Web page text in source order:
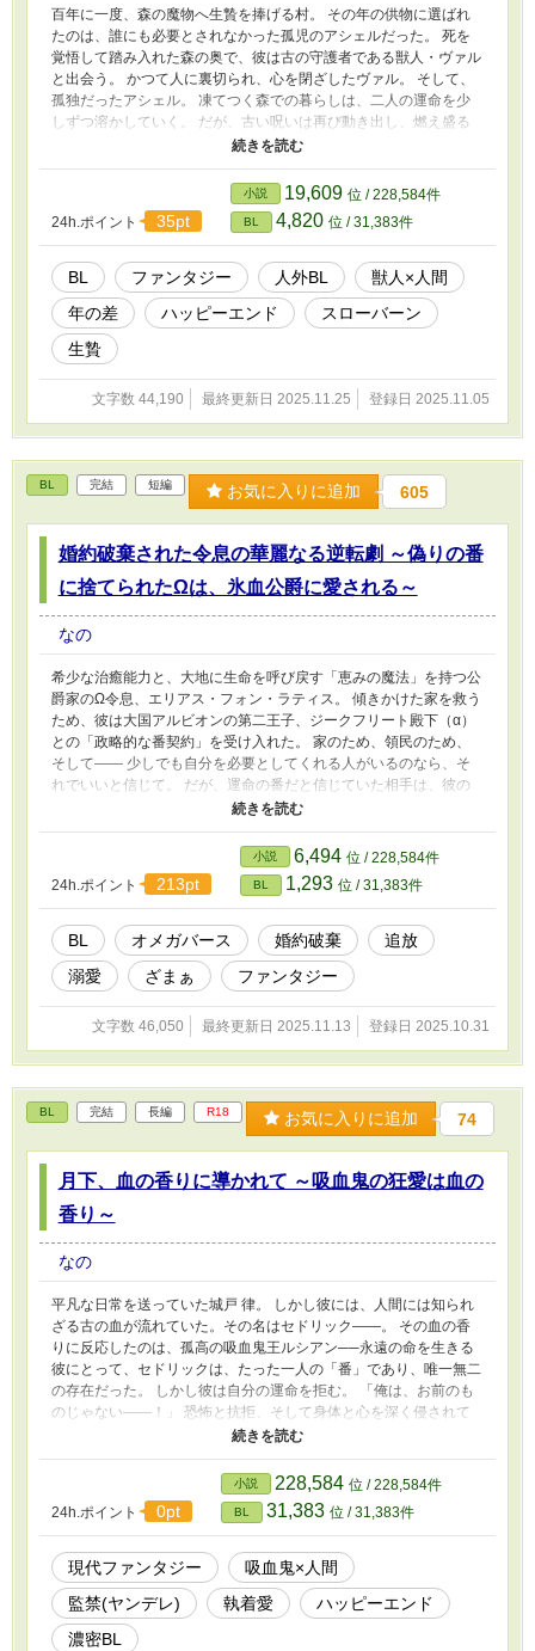
百年に一度、森の魔物へ生贄を捧げる村。 その年の供物に選ばれ
たのは、誰にも必要とされなかった孤児のアシェルだった。 死を
覚悟して踏み入れた森の奥で、彼は古の守護者である獣人・ヴァル
と出会う。 かつて人に裏切られ、心を閉ざしたヴァル。 そして、
孤独だったアシェル。 凍てつく森での暮らしは、二人の運命を少
しずつ溶かしていく。 だが、古い呪いは再び動き出し、燃え盛る
炎が森と二人を飲み込もうとしていた。 生贄の少年と孤独な獣が
紡ぐ、絶望の果てにある再生と愛のファンタジー
24h.ポイント 35pt
小説 19,609 位 / 228,584件
BL 4,820 位 / 31,383件
BL ファンタジー 人外BL
獣人×人間
年の差
ハッピーエンド
スローバーン
生贄
文字数 44,190 最終更新日 2025.11.25 登録日 2025.11.05
BL 完結 短編 お気に入りに追加 605
婚約破棄された令息の華麗なる逆転劇 ～偽りの番
に捨てられたΩは、氷血公爵に愛される～
なの
希少な治癒能力と、大地に生命を呼び戻す「恵みの魔法」を持つ公
爵家のΩ令息、エリアス・フォン・ラティス。 傾きかけた家を救う
ため、彼は大国アルビオンの第二王子、ジークフリート殿下（α）
との「政略的な番契約」を受け入れた。 家のため、領民のため、
そして―― 少しでも自分を必要としてくれる人がいるのなら、そ
れでいいと信じて。 だが、運命の番だと信じていた相手は、彼の
想いを最初から踏みにじっていた。 「Ωの魔力さえ手に入れば、あ
んな奴はもう要らない」 その冷たい声が、彼の世界を壊した。 す
べてを失い、偽りの罪を着せられ追放されたエリアスがたどり着い
たのは、隣国ルミナスの地。 そこで出会ったのは、「氷血公爵」
と呼ばれる孤高のα、アレクシス・ヴァン・レイヴンだった。 人を
寄せつけないほど冷ややかな瞳の奥に、誰よりも深い孤独を抱えた
男。 アレクシスは、心に傷を抱えながらも懸命に生きようとする
エリアスに惹かれ、次第にその凍てついた心を溶かしていく。 失
われた誇りを取り戻すため、そして真実の愛を掴むため。 今、令
24h.ポイント 213pt
小説 6,494 位 / 228,584件
BL 1,293 位 / 31,383件
BL オメガバース 婚約破棄
追放
溺愛
ざまぁ ファンタジー
文字数 46,050 最終更新日 2025.11.13 登録日 2025.10.31
BL 完結 長編 R18 お気に入りに追加 74
月下、血の香りに導かれて ～吸血鬼の狂愛は血の
香り～
なの
平凡な日常を送っていた城戸 律。 しかし彼には、人間には知られ
ざる古の血が流れていた。その名はセドリック――。 その血の香
りに反応したのは、孤高の吸血鬼王ルシアン──永遠の命を生きる
彼にとって、セドリックは、たった一人の「番」であり、唯一無二
の存在だった。 しかし彼は自分の運命を拒む。 「俺は、お前のも
のじゃない――！」 恐怖と抗拒、そして身体と心を深く侵されて
いく感覚。 だが、拒むほどに増すルシアンの溺愛は、狂気的で執
着に満ちていた。 運命に抗う人間と、愛ゆえに狂う吸血鬼――。
永遠に続く夜の館で繰り広げられる、極限の監禁愛。 血と心を捧
げさせられたその瞬間、彼は初めて知ってしまう──それが絶望な
のか、それとも至上の幸福なのかもわからぬまま、抗えぬほどに深
く愛されるという感覚を。 吸血鬼×｜血筋末裔《ちすじまつえい》
で濃密BL
24h.ポイント 0pt
小説 228,584 位 / 228,584件
BL 31,383 位 / 31,383件
現代ファンタジー
吸血鬼×人間
監禁(ヤンデレ)
執着愛
ハッピーエンド
濃密BL